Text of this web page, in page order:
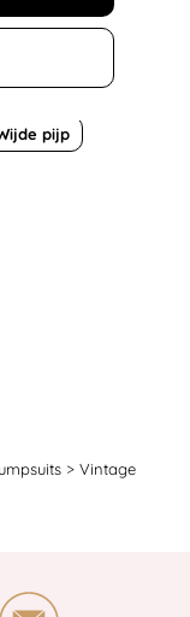
pijp
> Vintage